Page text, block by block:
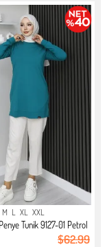
M L XL XXL
Tunik 9127-01 Petrol
$62.99